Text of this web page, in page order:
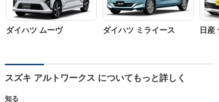
ダイハツ ムーヴ ダイハツ ミライース 日産
スズキ アルトワークス についてもっと詳しく
知る